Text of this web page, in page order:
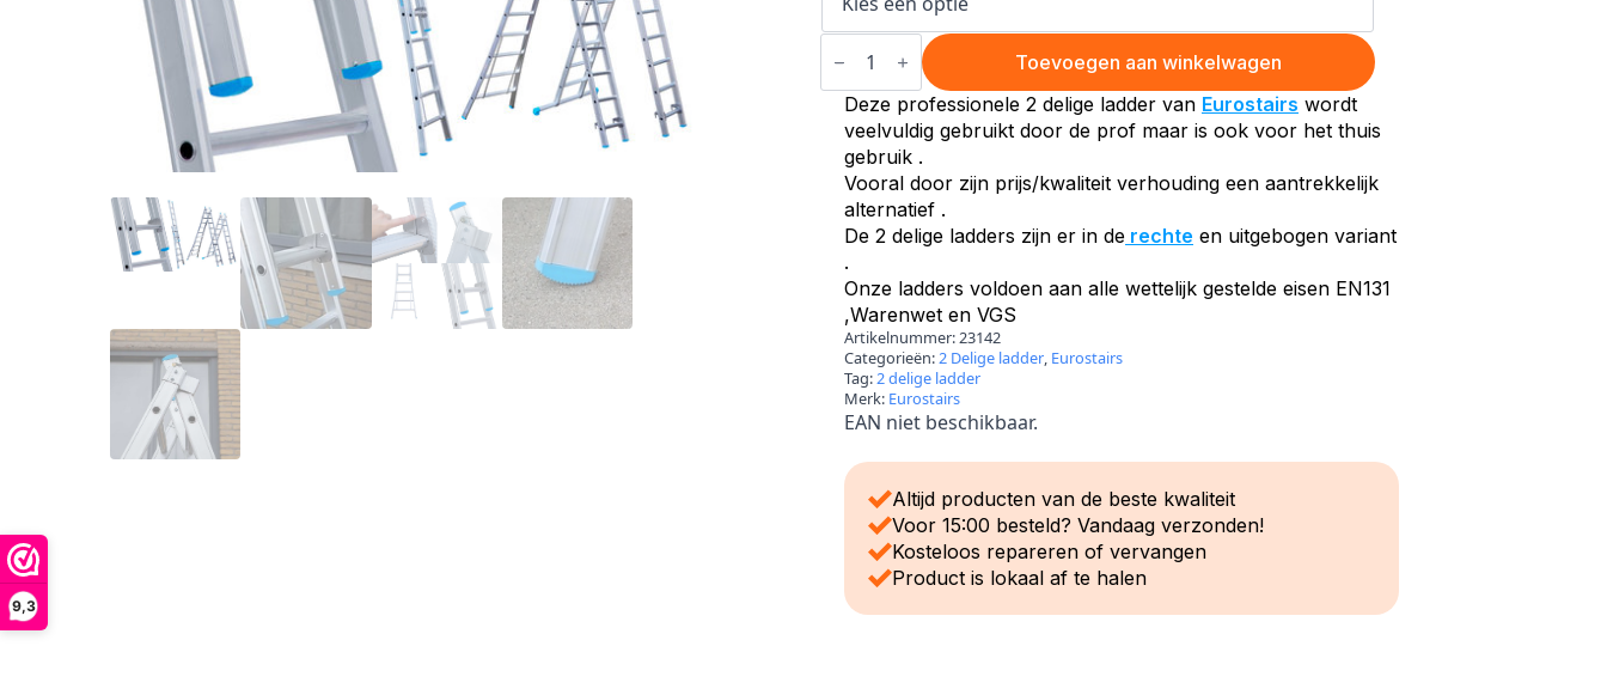
9,3
2
Delige
uitgebogen
aantal
Toevoegen aan winkelwagen
Deze professionele 2 delige ladder van Eurostairs wordt
veelvuldig gebruikt door de prof maar is ook voor het thuis
gebruik .
Vooral door zijn prijs/kwaliteit verhouding een aantrekkelijk
alternatief .
De 2 delige ladders zijn er in de rechte en uitgebogen variant
.
Onze ladders voldoen aan alle wettelijk gestelde eisen EN131
,Warenwet en VGS
Artikelnummer:23142
Categorieën:2 Delige ladder, Eurostairs
Tag:2 delige ladder
Merk: Eurostairs
EAN niet beschikbaar.
Altijd producten van de beste kwaliteit
Voor 15:00 besteld? Vandaag verzonden!
Kosteloos repareren of vervangen
Product is lokaal af te halen